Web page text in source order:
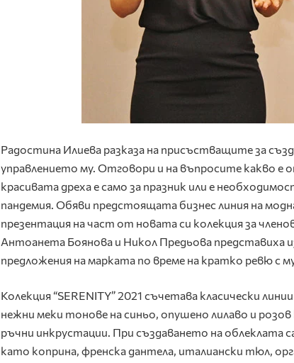
Радостина Илиева разказа на присъстващите за
управлението му. Отговори и на въпросите какво
красивата дреха е само за празник или е
пандемия. Обяви предстоящата бизнес линия на
презентация на част от новата си колекция за
Антоанета Боянова и Никол Предьова
предложения на марката по време на кратко ревю с
Колекция “SERENITY” 2021 съчетава класически
нежни меки тонове на синьо, опушено лилаво и розов
ръчни инкрустации. При създаването на облеклата
като коприна, френска дантела, италиански тюл,